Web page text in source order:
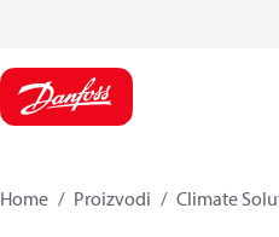
Home Proizvodi Climate